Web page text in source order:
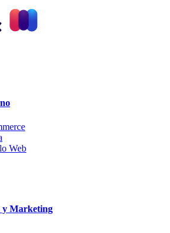
Web
y Marketing